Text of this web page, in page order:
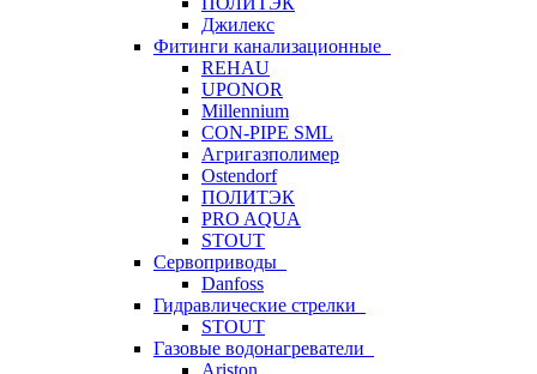
Джилекс
Фитинги канализационные
REHAU
UPONOR
Millennium
CON-PIPE SML
Агригазполимер
Ostendorf
ПОЛИТЭК
PRO AQUA
STOUT
Сервоприводы
Danfoss
Гидравлические стрелки
STOUT
Газовые водонагреватели
Ariston